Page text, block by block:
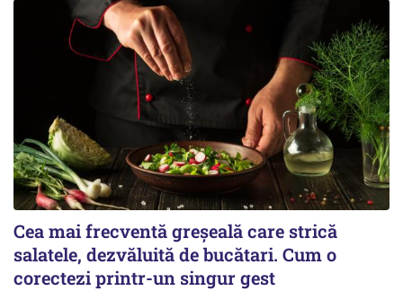
Cea mai frecventă greșeală care strică
salatele, dezvăluită de bucătari. Cum o
corectezi printr-un singur gest